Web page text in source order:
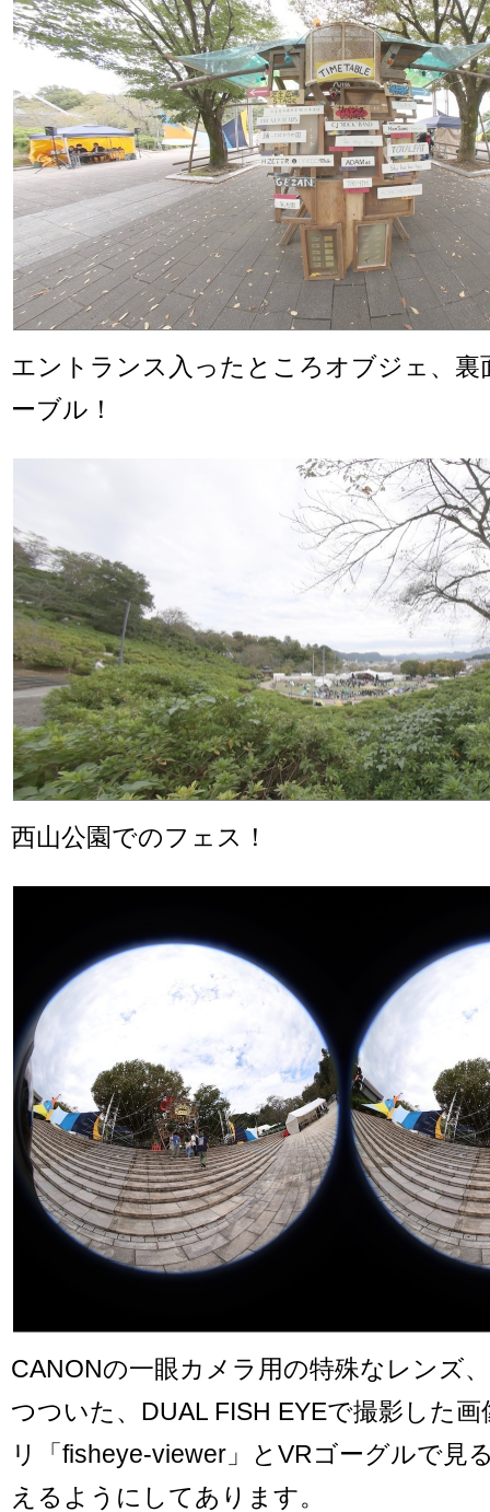
エントランス入ったところオブジェ、裏
ーブル！
西山公園でのフェス！
CANONの一眼カメラ用の特殊なレンズ
つついた、DUAL FISH EYEで撮影した
リ「fisheye-viewer」とVRゴーグルで見
えるようにしてあります。